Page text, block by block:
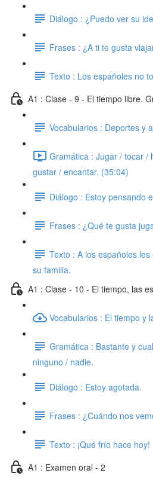
Diálogo : ¿Puedo ver su
Frases : ¿A ti te gusta
Texto : Los españoles no
A1 : Clase - 9 - El tiempo libre.
Vocabularios : Deportes y
Gramática : Jugar / tocar /
gustar / encantar. (35:04)
Diálogo : Estoy pensando
Frases : ¿Qué te gusta
Texto : A los españoles
su familia.
A1 : Clase - 10 - El tiempo, las
Vocabularios : El tiempo y
Gramática : Bastante y
ninguno / nadie.
Diálogo : Estoy agotada.
Frases : ¿Cuándo nos
Texto : ¡Qué frío hace hoy!
A1 : Examen oral - 2